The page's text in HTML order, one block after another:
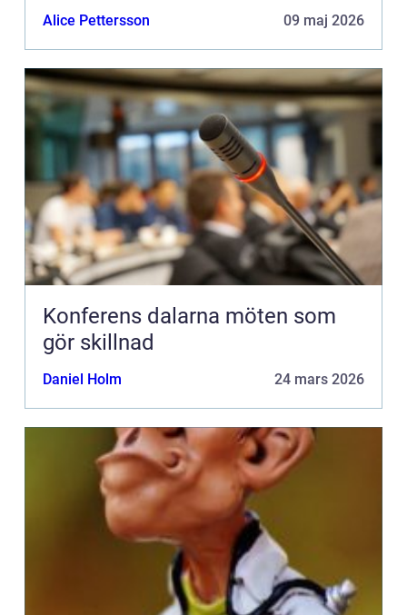
Alice Pettersson 09 maj 2026
Konferens dalarna möten som
gör skillnad
Daniel Holm 24 mars 2026